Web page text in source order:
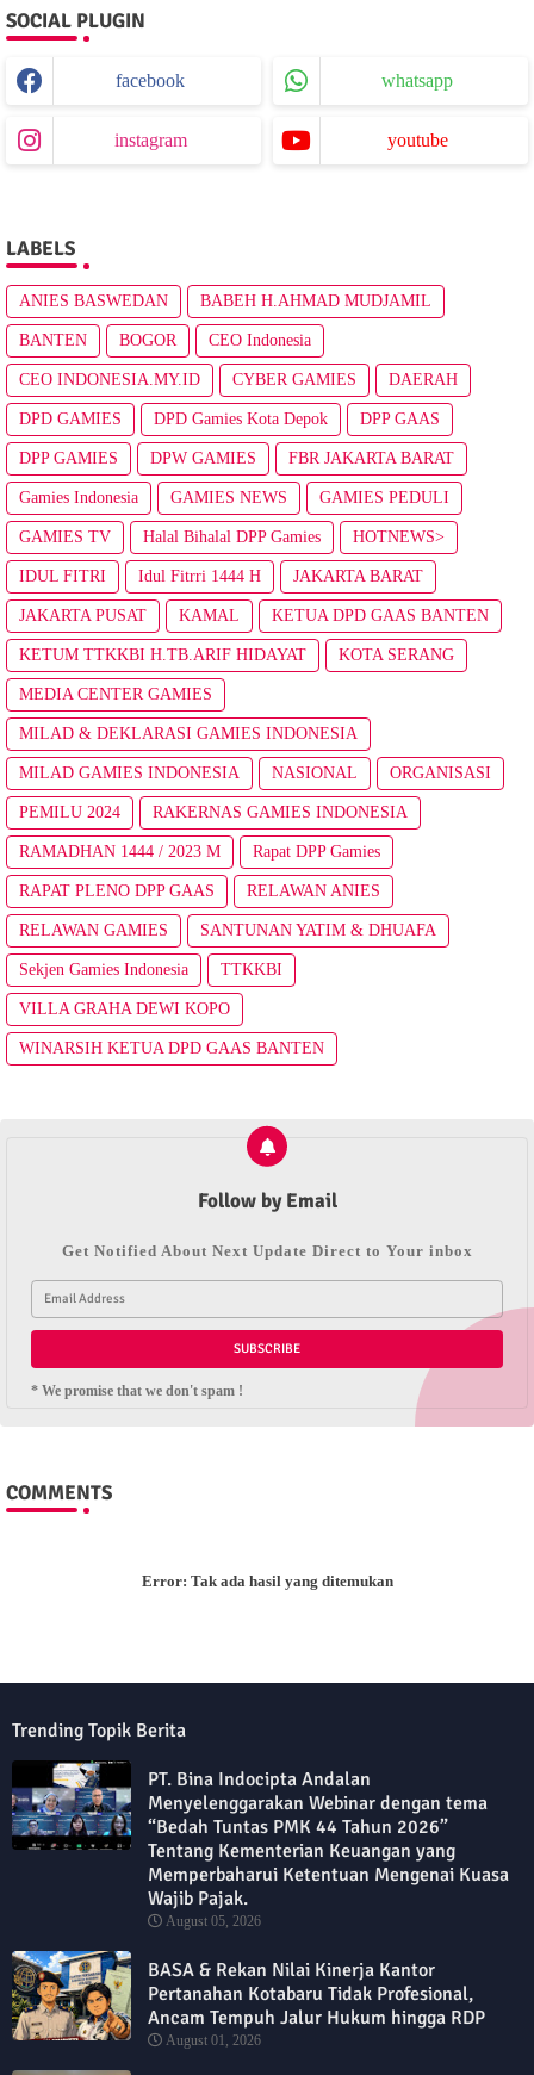
SOCIAL PLUGIN
facebook whatsapp
instagram youtube
LABELS
ANIES BASWEDAN BABEH H.AHMAD MUDJAMIL
BANTEN BOGOR CEO Indonesia
CEO INDONESIA.MY.ID CYBER GAMIES DAERAH
DPD GAMIES DPD Gamies Kota Depok DPP GAAS
DPP GAMIES DPW GAMIES FBR JAKARTA BARAT
Gamies Indonesia GAMIES NEWS GAMIES PEDULI
GAMIES TV Halal Bihalal DPP Gamies HOTNEWS>
IDUL FITRI Idul Fitrri 1444 H JAKARTA BARAT
JAKARTA PUSAT KAMAL KETUA DPD GAAS BANTEN
KETUM TTKKBI H.TB.ARIF HIDAYAT KOTA SERANG
MEDIA CENTER GAMIES
MILAD & DEKLARASI GAMIES INDONESIA
MILAD GAMIES INDONESIA NASIONAL ORGANISASI
PEMILU 2024 RAKERNAS GAMIES INDONESIA
RAMADHAN 1444 / 2023 M Rapat DPP Gamies
RAPAT PLENO DPP GAAS RELAWAN ANIES
RELAWAN GAMIES SANTUNAN YATIM & DHUAFA
Sekjen Gamies Indonesia TTKKBI
VILLA GRAHA DEWI KOPO
WINARSIH KETUA DPD GAAS BANTEN
Follow by Email
Get Notified About Next Update Direct to Your inbox
* We promise that we don't spam !
COMMENTS
Error: Tak ada hasil yang ditemukan
Trending Topik Berita
PT. Bina Indocipta Andalan
Menyelenggarakan Webinar dengan tema
“Bedah Tuntas PMK 44 Tahun 2026”
Tentang Kementerian Keuangan yang
Memperbaharui Ketentuan Mengenai Kuasa
Wajib Pajak.
August 05, 2026
BASA & Rekan Nilai Kinerja Kantor
Pertanahan Kotabaru Tidak Profesional,
Ancam Tempuh Jalur Hukum hingga RDP
August 01, 2026